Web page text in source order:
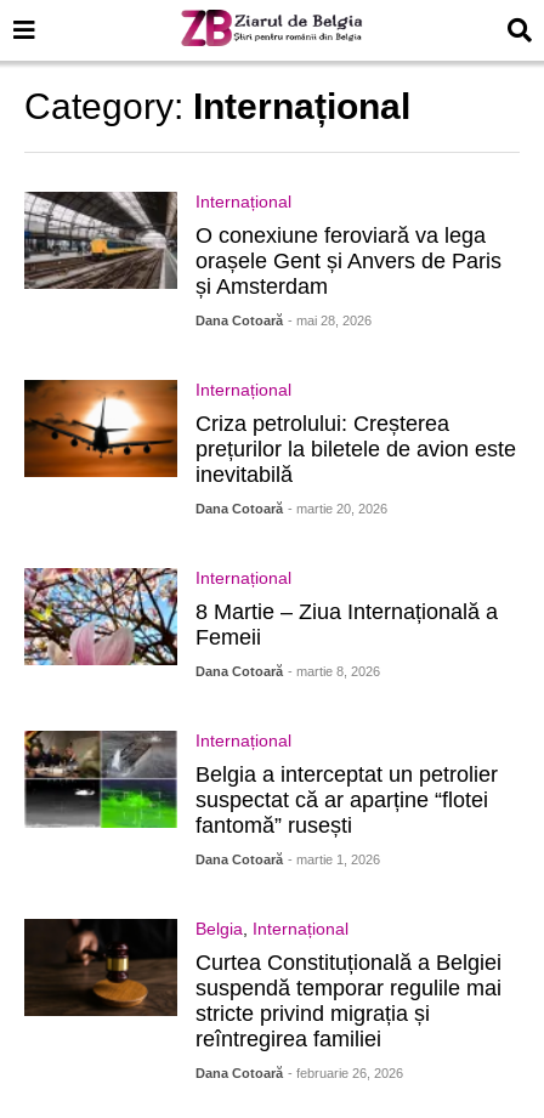
Category: Internațional
Internațional
O conexiune feroviară va lega
orașele Gent și Anvers de Paris
și Amsterdam
Dana Cotoară - mai 28, 2026
Internațional
Criza petrolului: Creșterea
prețurilor la biletele de avion este
inevitabilă
Dana Cotoară - martie 20, 2026
Internațional
8 Martie – Ziua Internațională a
Femeii
Dana Cotoară - martie 8, 2026
Internațional
Belgia a interceptat un petrolier
suspectat că ar aparține “flotei
fantomă” rusești
Dana Cotoară - martie 1, 2026
Belgia Internațional
Curtea Constituțională a Belgiei
suspendă temporar regulile mai
stricte privind migrația și
reîntregirea familiei
Dana Cotoară - februarie 26, 2026